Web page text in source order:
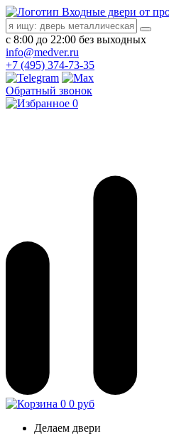
Входные двери от
с 8:00 до 22:00 без выходных
info@medver.ru
+7 (495) 374-73-35
Обратный звонок
0
0 0 руб
Делаем двери